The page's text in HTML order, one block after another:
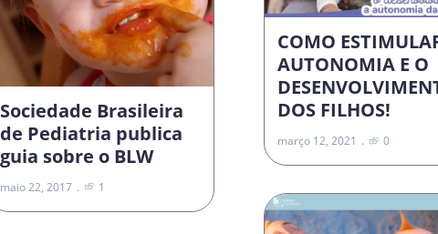
Sociedade Brasileira
de Pediatria publica
guia sobre o BLW
maio 22, 2017 1
COMO
AUTONOMIA E O
DOS FILHOS!
março 12, 2021 0